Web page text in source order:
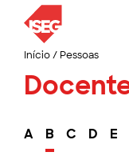
Início/ Pessoas
A B C D E